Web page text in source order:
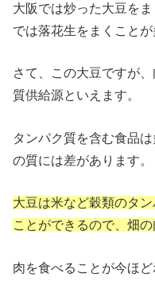
大阪では炒った大豆を
では落花生をまくことが
さて、この大豆ですが
質供給源といえます。
タンパク質を含む食品
の質には差があります。
大豆は米など穀類のタ
ことができるので、畑
肉を食べることが今ほ